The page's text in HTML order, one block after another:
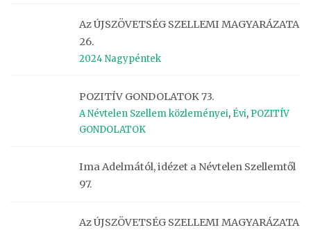
Az ÚJSZÖVETSÉG SZELLEMI MAGYARÁZATA
26.
2024 Nagypéntek
POZITÍV GONDOLATOK 73.
A Névtelen Szellem közleményei, Évi, POZITÍV
GONDOLATOK
Ima Adelmától, idézet a Névtelen Szellemtől
97.
Az ÚJSZÖVETSÉG SZELLEMI MAGYARÁZATA